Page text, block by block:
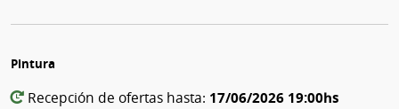
Pintura
Recepción de ofertas hasta: 17/06/2026 19:00hs